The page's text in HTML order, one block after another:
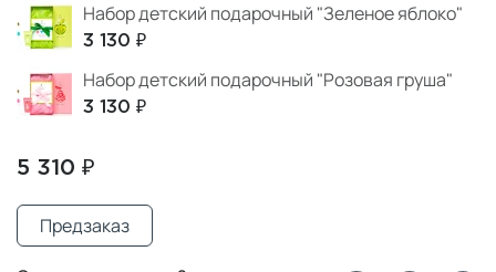
Набор детский подарочный "Зеленое яблоко"
3 130 ₽
Набор детский подарочный "Розовая груша"
3 130 ₽
5 310 ₽
Предзаказ